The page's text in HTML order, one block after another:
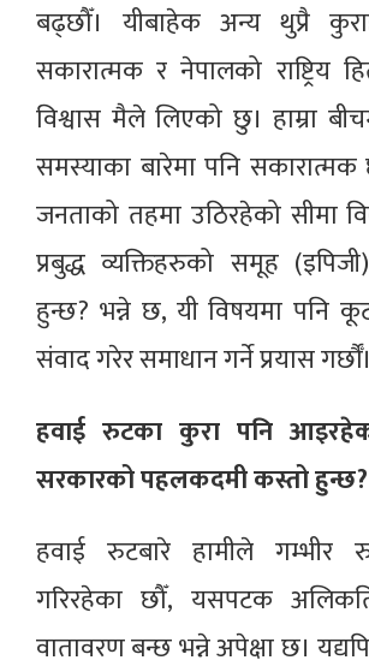
बढ्छौँ। यीबाहेक अन्य थुप्रै
सकारात्मक र नेपालको राष्ट्रिय
विश्वास मैले लिएको छु। हाम्रा
समस्याका बारेमा पनि
जनताको तहमा उठिरहेको सीमा
प्रबुद्ध व्यक्तिहरुको समूह
हुन्छ? भन्ने छ, यी विषयमा पनि
संवाद गरेर समाधान गर्ने प्रयास गर्छौँ।
हवाई रुटका कुरा पनि
सरकारको पहलकदमी कस्तो हुन्छ?
हवाई रुटबारे हामीले
गरिरहेका छौँ, यसपटक
वातावरण बन्छ भन्ने अपेक्षा छ।